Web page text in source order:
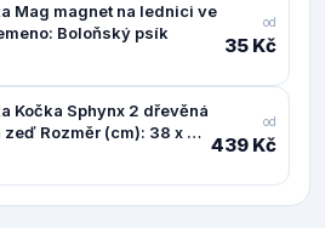
Mag magnet na lednici ve
Boloňský psík
od
35 Kč
Kočka Sphynx 2 dřevěná
Rozměr (cm): 38 x 37,
od
439 Kč